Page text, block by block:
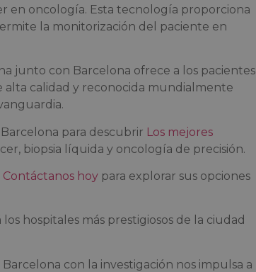
en oncología. Esta tecnología proporciona
la monitorización del paciente en
junto con Barcelona ofrece a los pacientes
alta calidad y reconocida mundialmente
para descubrir Los mejores
biopsia líquida y oncología de precisión.
Contáctanos hoy para explorar sus opciones
hospitales más prestigiosos de la ciudad
con la investigación nos impulsa a